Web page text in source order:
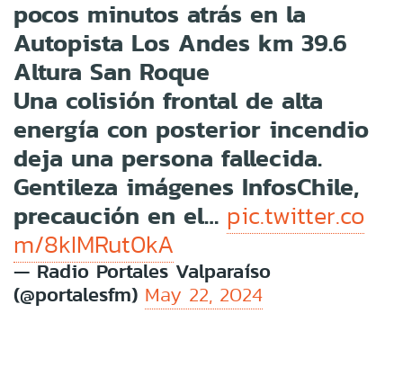
pocos minutos atrás en la
Autopista Los Andes km 39.6
Altura San Roque
Una colisión frontal de alta
energía con posterior incendio
deja una persona fallecida.
Gentileza imágenes InfosChile,
precaución en el… pic.twitter.co
m/8kIMRut0kA
— Radio Portales Valparaíso
(@portalesfm) May 22, 2024